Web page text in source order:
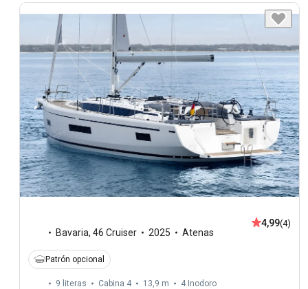
Bavaria, 46 Cruiser 2025 Atenas
4,99(4)
Patrón opcional
9 literas Cabina 4 13,9 m 4 Inodoro